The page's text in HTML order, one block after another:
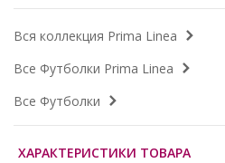
Вся коллекция Prima Linea
Все Футболки Prima Linea
Все Футболки
ХАРАКТЕРИСТИКИ ТОВАРА